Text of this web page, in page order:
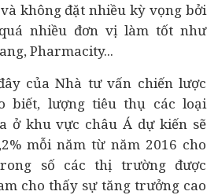
không đặt nhiều kỳ vọng bởi
nhiều đơn vị làm tốt như
Pharmacity...
của Nhà tư vấn chiến lược
biết, lượng tiêu thụ các loại
ở khu vực châu Á dự kiến sẽ
mỗi năm từ năm 2016 cho
số các thị trường được
cho thấy sự tăng trưởng cao